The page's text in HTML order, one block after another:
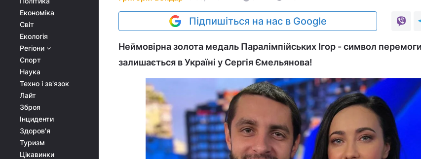
Економіка
Світ
Екологія
Регіони
Спорт
Наука
Техно і зв'язок
Лайт
Зброя
Інциденти
Здоров'я
Туризм
Цікавинки
Підпишіться на нас в Google
Неймовірна золота медаль Паралімпійських Ігор - символ
залишається в Україні у Сергія Ємельянова!